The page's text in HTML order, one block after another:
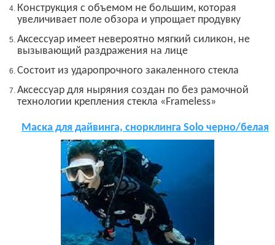
Конструкция с объемом не большим, которая
увеличивает поле обзора и упрощает продувку
Аксессуар имеет невероятно мягкий силикон, не
вызывающий раздражения на лице
Состоит из ударопрочного закаленного стекла
Аксессуар для ныряния создан по без рамочной
технологии крепления стекла «Frameless»
Маска для дайвинга, снорклинга Solo черно/белая